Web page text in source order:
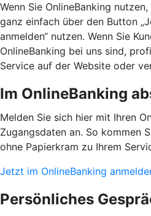
Wenn Sie OnlineBanking
ganz einfach über den Button
anmelden“ nutzen. Wenn Sie
OnlineBanking bei uns sind,
Service auf der Website oder
Im OnlineBanking
Melden Sie sich hier mit Ihren
Zugangsdaten an. So kommen
ohne Papierkram zu Ihrem
Jetzt im OnlineBanking
Persönliches